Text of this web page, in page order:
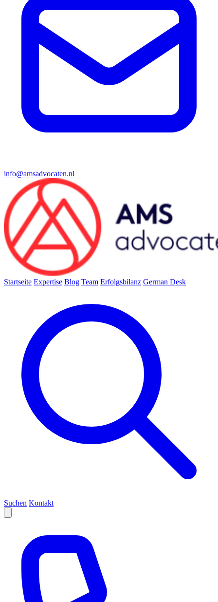
info@amsadvocaten.nl
Startseite Expertise Blog Team Erfolgsbilanz German Desk
Suchen Kontakt